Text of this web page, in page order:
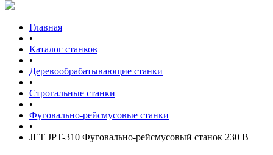
Главная
•
Каталог станков
•
Деревообрабатывающие станки
•
Строгальные станки
•
Фуговально-рейсмусовые станки
•
JET JPT-310 Фуговально-рейсмусовый станок 230 В